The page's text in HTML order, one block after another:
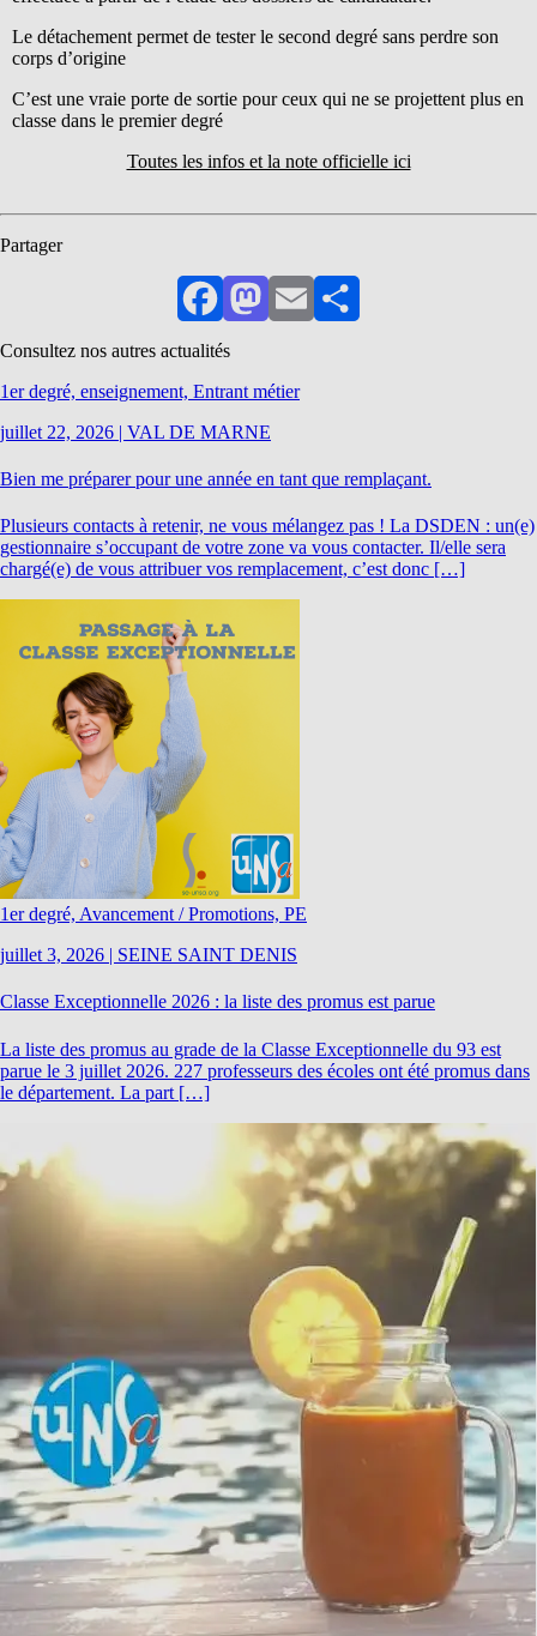
Le détachement permet de tester le second degré sans perdre son
corps d’origine
C’est une vraie porte de sortie pour ceux qui ne se projettent plus en
classe dans le premier degré
Toutes les infos et la note officielle ici
Partager
FacebookMastodon
EmailPartager
Consultez nos autres actualités
1er degré, enseignement, Entrant métier
juillet 22, 2026 | VAL DE MARNE
Bien me préparer pour une année en tant que remplaçant.
Plusieurs contacts à retenir, ne vous mélangez pas ! La DSDEN : un(e)
gestionnaire s’occupant de votre zone va vous contacter. Il/elle sera
chargé(e) de vous attribuer vos remplacement, c’est donc […]
1er degré, Avancement / Promotions, PE
juillet 3, 2026 | SEINE SAINT DENIS
Classe Exceptionnelle 2026 : la liste des promus est parue
La liste des promus au grade de la Classe Exceptionnelle du 93 est
parue le 3 juillet 2026. 227 professeurs des écoles ont été promus dans
le département. La part […]